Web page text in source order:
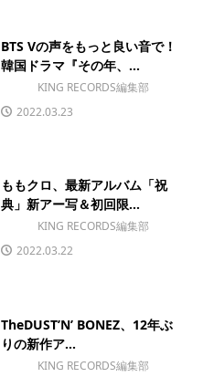
BTS Vの声をもっと良い音で！
韓国ドラマ『その年、...
KING RECORDS編集部
2022.03.23
ももクロ、最新アルバム「祝
典」新アー写＆初回限...
KING RECORDS編集部
2022.03.22
TheDUST’N’ BONEZ、12年ぶ
りの新作ア...
KING RECORDS編集部